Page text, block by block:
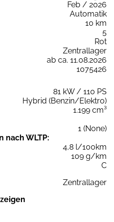
Feb / 2026
Automatik
10 km
5
Rot
Zentrallager
ab ca. 11.08.2026
1075426
81 kW / 110 PS
Hybrid (Benzin/Elektro)
1.199 cm³
1 (None)
nach WLTP:
4,8 l/100km
109 g/km
C
Zentrallager